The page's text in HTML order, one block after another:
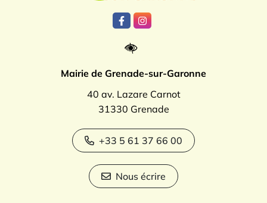
Lien vers le compte Facebook
Lien vers le compte
Mairie de Grenade-sur-Garonne
40 av. Lazare Carnot
31330 Grenade
+33 5 61 37 66 00
Nous écrire